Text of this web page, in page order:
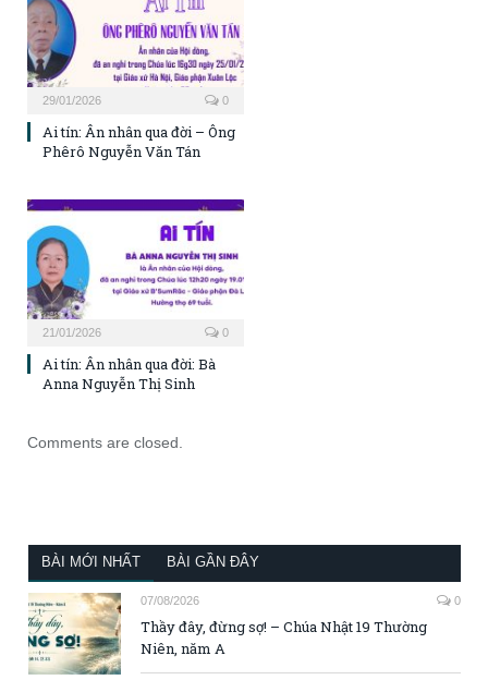
29/01/2026 0
Ai tín: Ân nhân qua đời – Ông
Phêrô Nguyễn Văn Tán
21/01/2026 0
Ai tín: Ân nhân qua đời: Bà
Anna Nguyễn Thị Sinh
Comments are closed.
BÀI MỚI NHẤT BÀI GẦN ĐÂY
07/08/2026 0
Thầy đây, đừng sợ! – Chúa Nhật 19 Thường
Niên, năm A